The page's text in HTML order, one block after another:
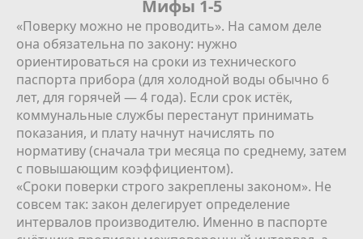
Мифы 1-5
«Поверку можно не проводить». На самом деле
она обязательна по закону: нужно
ориентироваться на сроки из технического
паспорта прибора (для холодной воды обычно 6
лет, для горячей — 4 года). Если срок истёк,
коммунальные службы перестанут принимать
показания, и плату начнут начислять по
нормативу (сначала три месяца по среднему, затем
с повышающим коэффициентом).
«Сроки поверки строго закреплены законом». Не
совсем так: закон делегирует определение
интервалов производителю. Именно в паспорте